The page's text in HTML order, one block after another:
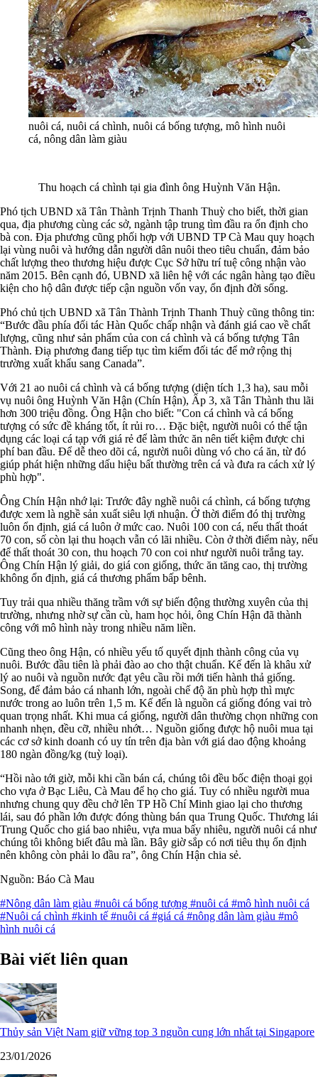
nuôi cá, nuôi cá chình, nuôi cá bống tượng, mô hình nuôi
cá, nông dân làm giàu
Thu hoạch cá chình tại gia đình ông Huỳnh Văn Hận.
Phó tịch UBND xã Tân Thành Trịnh Thanh Thuỳ cho biết, thời gian
qua, địa phương cùng các sở, ngành tập trung tìm đầu ra ổn định cho
bà con. Địa phương cũng phối hợp với UBND TP Cà Mau quy hoạch
lại vùng nuôi và hướng dẫn người dân nuôi theo tiêu chuẩn, đảm bảo
chất lượng theo thương hiệu được Cục Sở hữu trí tuệ công nhận vào
năm 2015. Bên cạnh đó, UBND xã liên hệ với các ngân hàng tạo điều
kiện cho hộ dân được tiếp cận nguồn vốn vay, ổn định đời sống.
Phó chủ tịch UBND xã Tân Thành Trịnh Thanh Thuỳ cũng thông tin:
“Bước đầu phía đối tác Hàn Quốc chấp nhận và đánh giá cao về chất
lượng, cũng như sản phẩm của con cá chình và cá bống tượng Tân
Thành. Điạ phương đang tiếp tục tìm kiếm đối tác để mở rộng thị
trường xuất khẩu sang Canada”.
Với 21 ao nuôi cá chình và cá bống tượng (diện tích 1,3 ha), sau mỗi
vụ nuôi ông Huỳnh Văn Hận (Chín Hận), Ấp 3, xã Tân Thành thu lãi
hơn 300 triệu đồng. Ông Hận cho biết: "Con cá chình và cá bống
tượng có sức đề kháng tốt, ít rủi ro… Đặc biệt, người nuôi có thể tận
dụng các loại cá tạp với giá rẻ để làm thức ăn nên tiết kiệm được chi
phí ban đầu. Để dễ theo dõi cá, người nuôi dùng vó cho cá ăn, từ đó
giúp phát hiện những dấu hiệu bất thường trên cá và đưa ra cách xử lý
phù hợp".
Ông Chín Hận nhớ lại: Trước đây nghề nuôi cá chình, cá bống tượng
được xem là nghề sản xuất siêu lợi nhuận. Ở thời điểm đó thị trường
luôn ổn định, giá cá luôn ở mức cao. Nuôi 100 con cá, nếu thất thoát
70 con, số còn lại thu hoạch vẫn có lãi nhiều. Còn ở thời điểm này, nếu
để thất thoát 30 con, thu hoạch 70 con coi như người nuôi trắng tay.
Ông Chín Hận lý giải, do giá con giống, thức ăn tăng cao, thị trường
không ổn định, giá cá thương phẩm bấp bênh.
Tuy trải qua nhiều thăng trầm với sự biến động thường xuyên của thị
trường, nhưng nhờ sự cần cù, ham học hỏi, ông Chín Hận đã thành
công với mô hình này trong nhiều năm liền.
Cũng theo ông Hận, có nhiều yếu tố quyết định thành công của vụ
nuôi. Bước đầu tiên là phải đào ao cho thật chuẩn. Kế đến là khâu xử
lý ao nuôi và nguồn nước đạt yêu cầu rồi mới tiến hành thả giống.
Song, để đảm bảo cá nhanh lớn, ngoài chế độ ăn phù hợp thì mực
nước trong ao luôn trên 1,5 m. Kế đến là nguồn cá giống đóng vai trò
quan trọng nhất. Khi mua cá giống, người dân thường chọn những con
nhanh nhẹn, đều cỡ, nhiều nhớt… Nguồn giống được hộ nuôi mua tại
các cơ sở kinh doanh có uy tín trên địa bàn với giá dao động khoảng
180 ngàn đồng/kg (tuỳ loại).
“Hồi nào tới giờ, mỗi khi cần bán cá, chúng tôi đều bốc điện thoại gọi
cho vựa ở Bạc Liêu, Cà Mau để họ cho giá. Tuy có nhiều người mua
nhưng chung quy đều chở lên TP Hồ Chí Minh giao lại cho thương
lái, sau đó phần lớn được đóng thùng bán qua Trung Quốc. Thương lái
Trung Quốc cho giá bao nhiêu, vựa mua bấy nhiêu, người nuôi cá như
chúng tôi không biết đâu mà lần. Bây giờ sắp có nơi tiêu thụ ổn định
nên không còn phải lo đầu ra”, ông Chín Hận chia sẻ.
Nguồn: Báo Cà Mau
#Nông dân làm giàu #nuôi cá bống tượng #nuôi cá #mô hình nuôi cá
#Nuôi cá chình #kinh tế #nuôi cá #giá cá #nông dân làm giàu #mô
hình nuôi cá
Bài viết liên quan
Thủy sản Việt Nam giữ vững top 3 nguồn cung lớn nhất tại Singapore
23/01/2026